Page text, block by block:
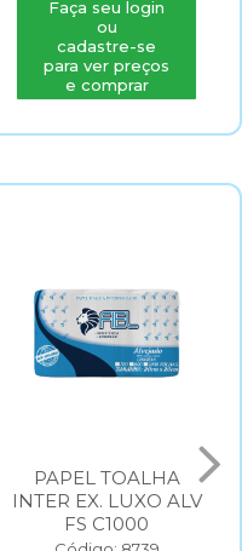
Faça seu login
ou
cadastre-se
para ver preços
e comprar
PAPEL TOALHA
INTER EX. LUXO ALV
FS C1000